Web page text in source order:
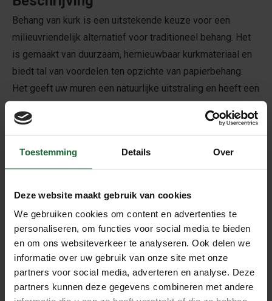
Toestemming Details Over
Deze website maakt gebruik van cookies
We gebruiken cookies om content en advertenties te
personaliseren, om functies voor social media te bieden
en om ons websiteverkeer te analyseren. Ook delen we
informatie over uw gebruik van onze site met onze
partners voor social media, adverteren en analyse. Deze
partners kunnen deze gegevens combineren met andere
Behang van kurk is een uitstekende keuze voor een
milieuvriendelijk alternatief voor traditioneel behang. Het
is gemaakt van duurzaam, hernieuwbaar kurkmateriaal en
biedt tal van voordelen ten opzichte van papierbehang.
Het geeft uw muren een natuurlijke uitstraling en heeft een
verrijkt.
installeren met behanglijm. Het is ook gemakkelijk te
muurafmetingen. Let op: Het behang is niet geschikt om
kurkrollen.
Productspecificaties
- Breedte: 100 cm